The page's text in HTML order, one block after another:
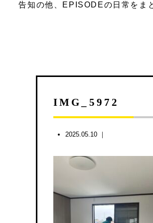
告知の他、EPISODEの日常をま
IMG_5972
2025.05.10 ｜